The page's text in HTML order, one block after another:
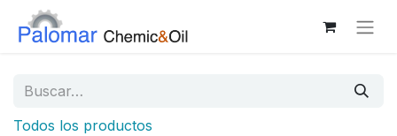
Todos los productos